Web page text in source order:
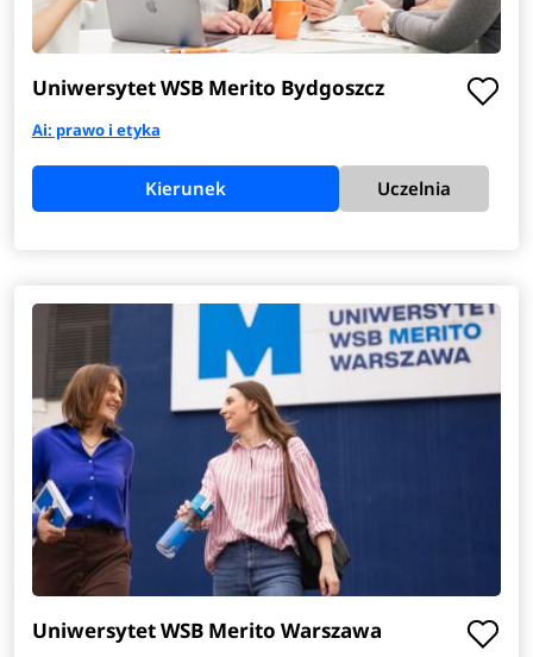
Uniwersytet WSB Merito Bydgoszcz
Ai: prawo i etyka
Kierunek Uczelnia
Uniwersytet WSB Merito Warszawa